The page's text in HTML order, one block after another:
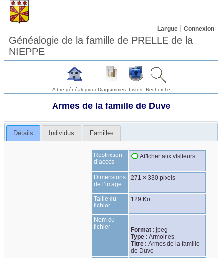
Langue Connexion
Généalogie de la famille de PRELLE de la
NIEPPE
Arbre généalogiqueDiagrammes Listes Recherche
Armes de la famille de Duve
Détails Individus Familles
Restriction
d’accès
Afficher aux visiteurs
Dimensions
de l’image
271 × 330 pixels
Taille du
fichier
129 Ko
Nom du
fichier
Format : jpeg
Type : Armoiries
Titre : Armes de la famille
de Duve